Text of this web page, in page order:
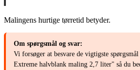
Malingens hurtige tørretid betyder.
Om spørgsmål og svar:
Vi forsøger at besvare de vigtigste
Extreme halvblank maling 2,7 liter" så du